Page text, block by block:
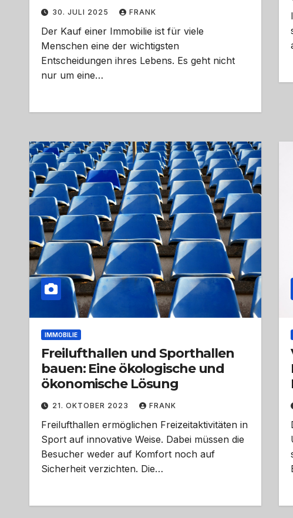
30. JULI 2025 FRANK
Der Kauf einer Immobilie ist für viele
Menschen eine der wichtigsten
Entscheidungen ihres Lebens. Es geht nicht
nur um eine…
IMMOBILIE
Freilufthallen und Sporthallen
bauen: Eine ökologische und
ökonomische Lösung
21. OKTOBER 2023 FRANK
Freilufthallen ermöglichen Freizeitaktivitäten in
Sport auf innovative Weise. Dabei müssen die
Besucher weder auf Komfort noch auf
Sicherheit verzichten. Die…